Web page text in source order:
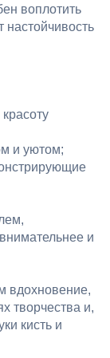
воплотить
настойчивость
и уютом;
и
вдохновение,
творчества и,
кисть и